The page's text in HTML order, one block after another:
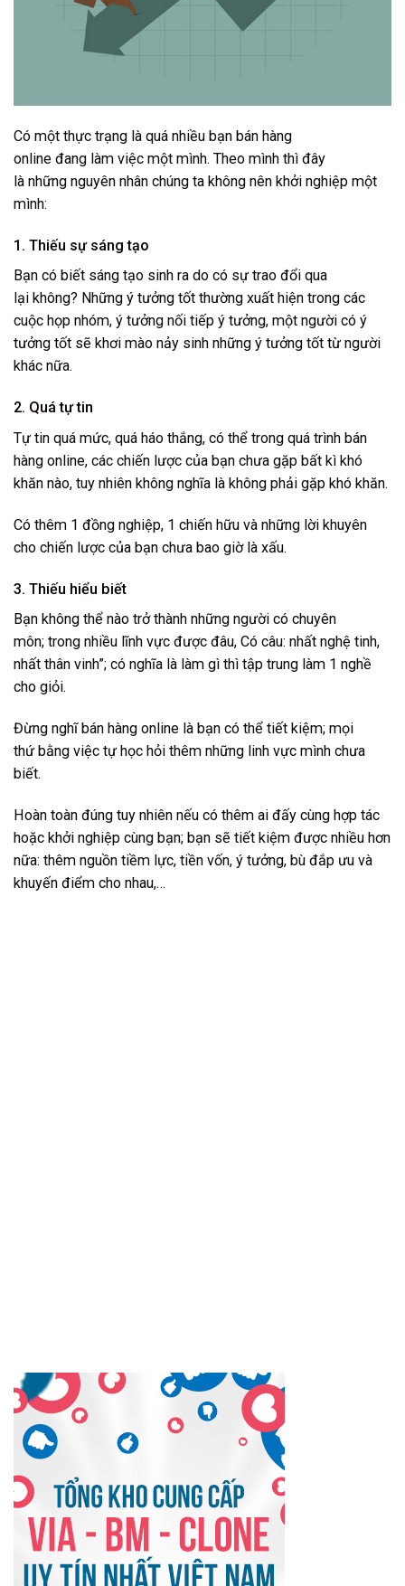
Có một thực trạng là quá nhiều bạn bán hàng
online đang làm việc một mình. Theo mình thì đây
là những nguyên nhân chúng ta không nên khởi nghiệp một
mình:
1. Thiếu sự sáng tạo
Bạn có biết sáng tạo sinh ra do có sự trao đổi qua
lại không? Những ý tưởng tốt thường xuất hiện trong các
cuộc họp nhóm, ý tưởng nối tiếp ý tưởng, một người có ý
tưởng tốt sẽ khơi mào nảy sinh những ý tưởng tốt từ người
khác nữa.
2. Quá tự tin
Tự tin quá mức, quá háo thắng, có thể trong quá trình bán
hàng online, các chiến lược của bạn chưa gặp bất kì khó
khăn nào, tuy nhiên không nghĩa là không phải gặp khó khăn.
Có thêm 1 đồng nghiệp, 1 chiến hữu và những lời khuyên
cho chiến lược của bạn chưa bao giờ là xấu.
3. Thiếu hiểu biết
Bạn không thể nào trở thành những người có chuyên
môn; trong nhiều lĩnh vực được đâu, Có câu: nhất nghệ tinh,
nhất thân vinh”; có nghĩa là làm gì thì tập trung làm 1 nghề
cho giỏi.
Đừng nghĩ bán hàng online là bạn có thể tiết kiệm; mọi
thứ bằng việc tự học hỏi thêm những linh vực mình chưa
biết.
Hoàn toàn đúng tuy nhiên nếu có thêm ai đấy cùng hợp tác
hoặc khởi nghiệp cùng bạn; bạn sẽ tiết kiệm được nhiều hơn
nữa: thêm nguồn tiềm lực, tiền vốn, ý tưởng, bù đắp ưu và
khuyến điểm cho nhau,…